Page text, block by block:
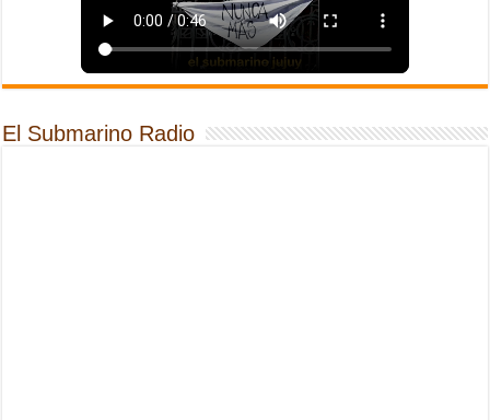
El Submarino Radio